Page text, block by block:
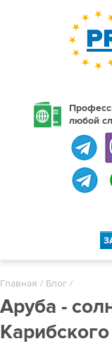
любой
Главная / Блог /
Аруба -